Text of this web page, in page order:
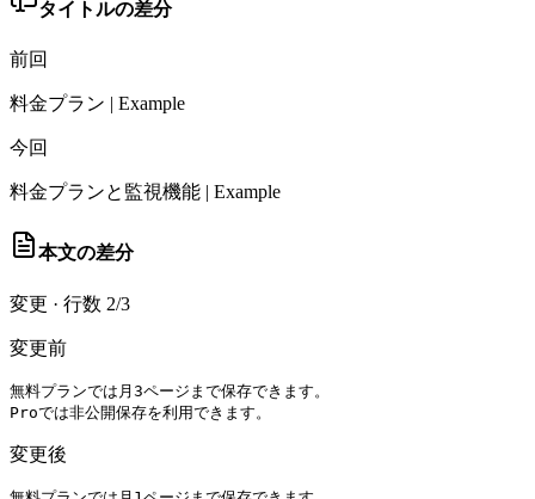
タイトルの差分
前回
料金プラン | Example
今回
料金プランと監視機能 | Example
本文の差分
変更 · 行数 2/3
変更前
無料プランでは月3ページまで保存できます。
Proでは非公開保存を利用できます。
変更後